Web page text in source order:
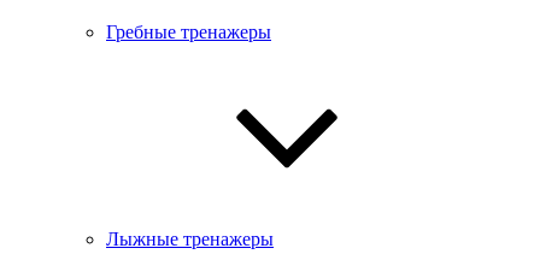
Гребные тренажеры
Лыжные тренажеры